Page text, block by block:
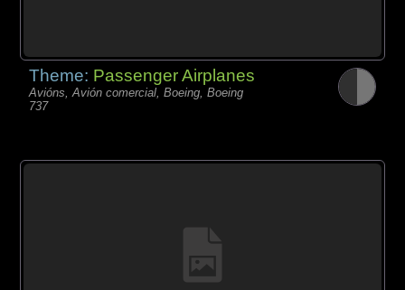
Theme: Passenger Airplanes
Avións, Avión comercial, Boeing, Boeing
737